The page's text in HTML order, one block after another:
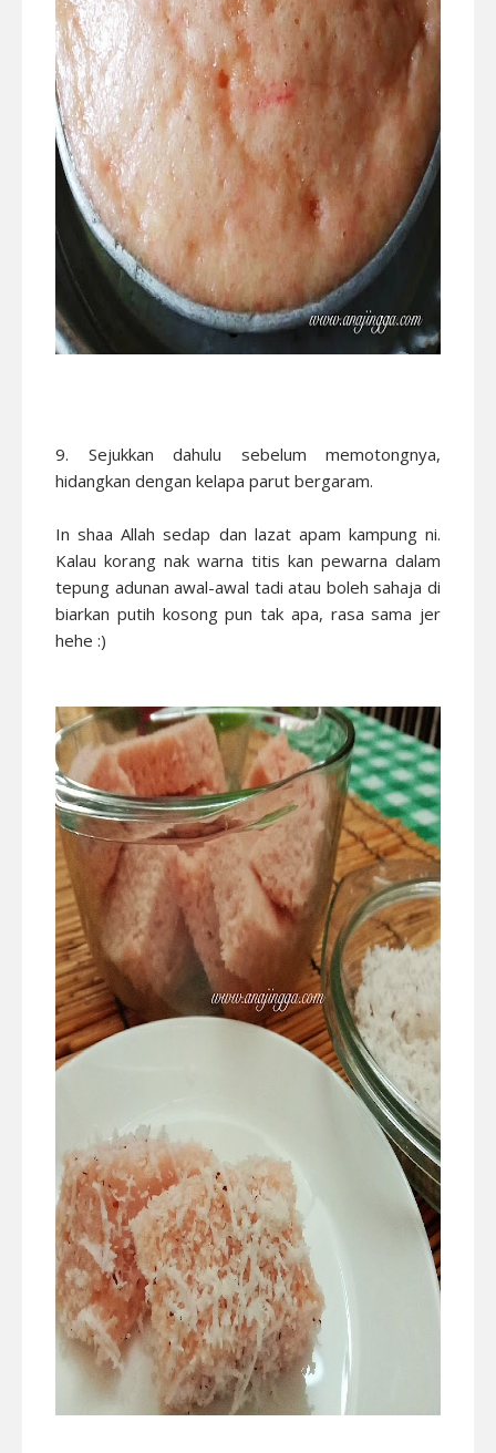
9. Sejukkan dahulu sebelum memotongnya,
hidangkan dengan kelapa parut bergaram.
In shaa Allah sedap dan lazat apam kampung ni.
Kalau korang nak warna titis kan pewarna dalam
tepung adunan awal-awal tadi atau boleh sahaja di
biarkan putih kosong pun tak apa, rasa sama jer
hehe :)